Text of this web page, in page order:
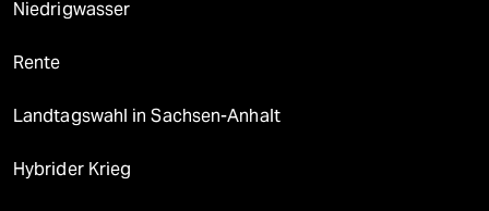
Niedrigwasser
Rente
Landtagswahl in Sachsen-Anhalt
Hybrider Krieg